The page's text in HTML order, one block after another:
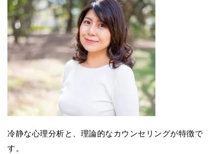
冷静な心理分析と、理論的なカウンセリングが特徴で
す。